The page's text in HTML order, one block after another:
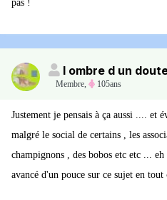
pas !
l ombre d un
Membre, 105ans
Justement je pensais à ça aussi .... et
malgré le social de certains , les
champignons , des bobos etc etc ...
avancé d'un pouce sur ce sujet en tout